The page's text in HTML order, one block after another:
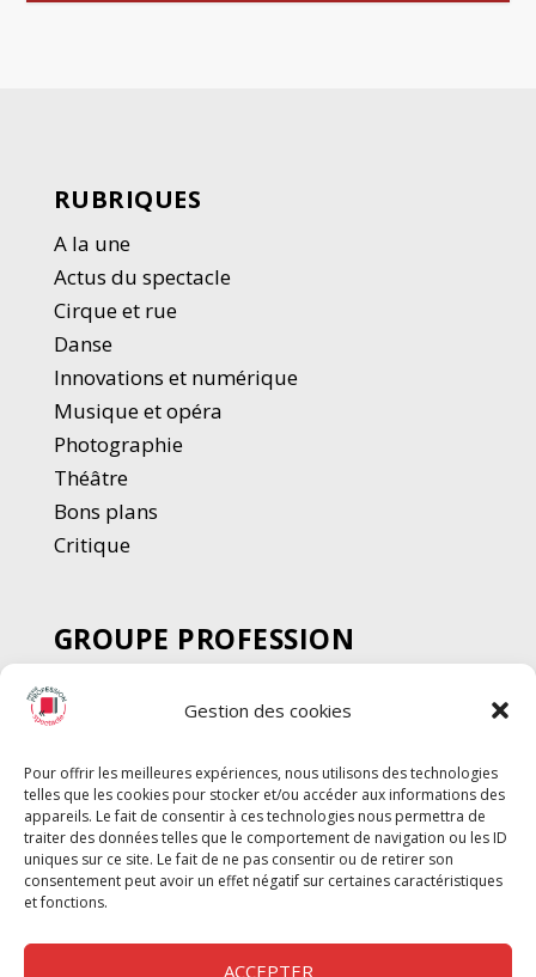
Gestion des cookies
Pour offrir les meilleures expériences, nous utilisons des technologies
telles que les cookies pour stocker et/ou accéder aux informations des
appareils. Le fait de consentir à ces technologies nous permettra de
traiter des données telles que le comportement de navigation ou les ID
uniques sur ce site. Le fait de ne pas consentir ou de retirer son
consentement peut avoir un effet négatif sur certaines caractéristiques
et fonctions.
ACCEPTER
RUBRIQUES
A la une
Actus du spectacle
Cirque et rue
Danse
Innovations et numérique
Musique et opéra
Photographie
Théâtre
Bons plans
Critique
GROUPE PROFESSION
SPECTACLE
Chèque Intermittents
Chèque Compta
Chèque Emploi Spectacle
G-Pods
Profession Audio-visuel